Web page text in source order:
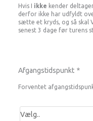
Hvis I ikke kender
derfor ikke har udfyldt
sætte et kryds, og så skal
senest 3 dage før turens
Afgangstidspunkt *
Forventet